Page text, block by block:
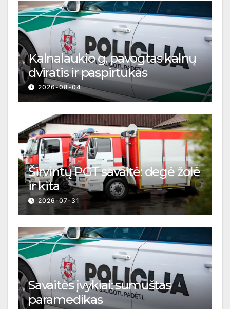
Kalnalaukio g. pavogtas kalnų
dviratis ir paspirtukas
2026-08-04
Širvintų PGT savaitė: degė žolė
ir kita
2026-07-31
Savaitės įvykiai: sumuštas
paramedikas